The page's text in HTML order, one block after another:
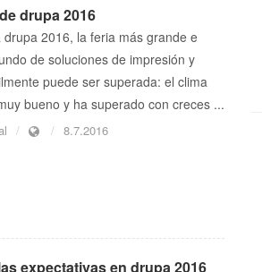
drupa 2016
drupa 2016, la feria más grande e
de soluciones de impresión y
puede ser superada: el clima
bueno y ha superado con creces ...
8.7.2016
expectativas en drupa 2016